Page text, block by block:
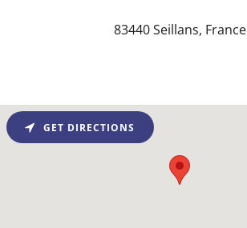
83440 Seillans, France
GET DIRECTIONS